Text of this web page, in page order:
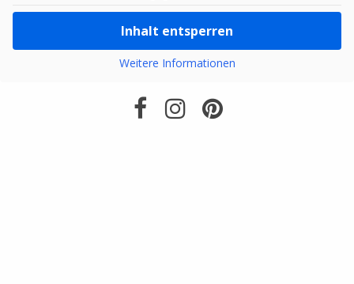
Inhalt entsperren
Weitere Informationen